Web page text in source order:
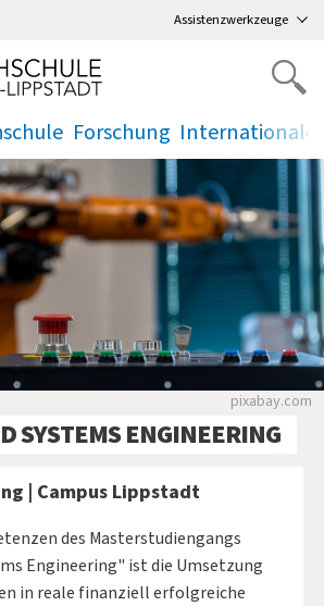
Assistenzwerkzeuge
Forschung
. .
pixabay.com
SYSTEMS ENGINEERING
| Campus Lippstadt
des Masterstudiengangs
Engineering" ist die Umsetzung
in reale finanziell erfolgreiche